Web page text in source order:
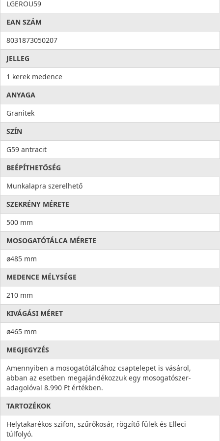
Antibakteriális védelem
Higiénia: az anyag összetételéből adódóan meggátolja a
mikroorganizmusok kifejlődését, valamint elősegíti a
baktériumok eltávolítását, ezzel higiéniát és tisztaságot hoz a
konyhába. Az antibakteriális rendszert alkotó ezüst ionok
100%-os antibakteriális védelmet nyújtanak.
LGEROU59
EAN SZÁM
8031873050207
JELLEG
1 kerek medence
ANYAGA
Granitek
SZÍN
G59 antracit
BEÉPÍTHETŐSÉG
Munkalapra szerelhető
SZEKRÉNY MÉRETE
500 mm
MOSOGATÓTÁLCA MÉRETE
ø485 mm
MEDENCE MÉLYSÉGE
210 mm
KIVÁGÁSI MÉRET
ø465 mm
MEGJEGYZÉS
Amennyiben a mosogatótálcához csaptelepet is vásárol,
abban az esetben megajándékozzuk egy mosogatószer-
adagolóval 8.990 Ft értékben.
TARTOZÉKOK
Helytakarékos szifon, szűrőkosár, rögzítő fülek és Elleci
túlfolyó.